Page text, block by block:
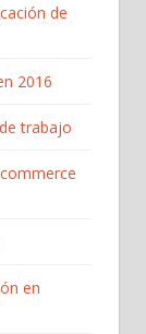
de
2016
trabajo
en